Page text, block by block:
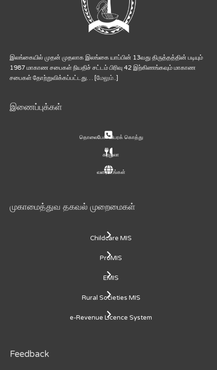
இலங்கையில் முதன் முதலாக இலங்கை யாப்பின் 13வது திருத்தத்தின் படியும்
1987 மாகாண சபைகள் நியதிச் சட்டம் பிரிவு 42 இற்கிணங்கவும் மாகாண
சபைகள் தோற்றுவிக்கப்பட்டது… [மேலும்..]
இணைப்புக்கள்
தொலைபேசி விபரக் கொத்து
சுற்றுலா
வரைபடங்கள்
முகாமைத்துவ தகவல் முறைமைகள்
Childcare MIS
ProMIS
EMIS
Rural Societies MIS
e-Revenue Licence System
Feedback